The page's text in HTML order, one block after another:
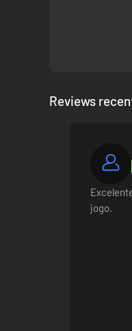
Reviews
jogo.